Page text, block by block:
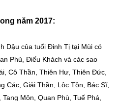
năm 2017:
Dậu của tuổi Đinh Tị tại Mùi có
Phủ, Điếu Khách và các sao
Cô Thần, Thiên Hư, Thiên Đức,
Các, Giải Thần, Lộc Tồn, Bác Sĩ,
Môn, Quan Phù, Tuế Phá,